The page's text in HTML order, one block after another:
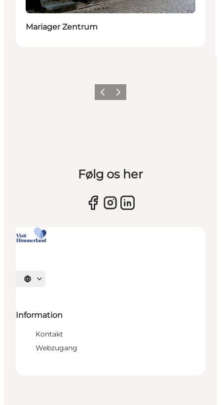
Mariager Zentrum
Vorherige Folie
Nächste Folie
Følg os her
Sprache auswählen
Information
Kontakt
Webzugang